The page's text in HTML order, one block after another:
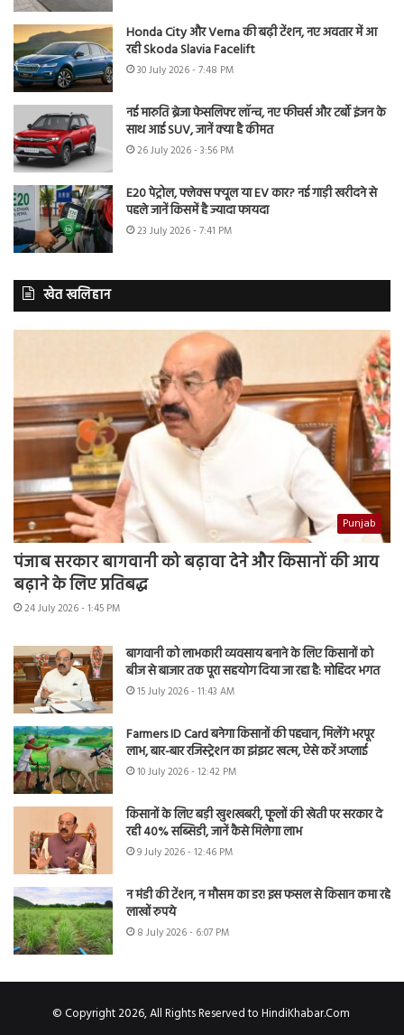
Honda City और Verna की बढ़ी टेंशन, नए अवतार में आ
रही Skoda Slavia Facelift
30 July 2026 - 7:48 PM
नई मारुति ब्रेजा फेसलिफ्ट लॉन्च, नए फीचर्स और टर्बो इंजन के
साथ आई SUV, जानें क्या है कीमत
26 July 2026 - 3:56 PM
E20 पेट्रोल, फ्लेक्स फ्यूल या EV कार? नई गाड़ी खरीदने से
पहले जानें किसमें है ज्यादा फायदा
23 July 2026 - 7:41 PM
खेत खलिहान
Punjab
पंजाब सरकार बागवानी को बढ़ावा देने और किसानों की आय
बढ़ाने के लिए प्रतिबद्ध
24 July 2026 - 1:45 PM
बागवानी को लाभकारी व्यवसाय बनाने के लिए किसानों को
बीज से बाजार तक पूरा सहयोग दिया जा रहा है: मोहिंदर भगत
15 July 2026 - 11:43 AM
Farmers ID Card बनेगा किसानों की पहचान, मिलेंगे भरपूर
लाभ, बार-बार रजिस्ट्रेशन का झंझट खत्म, ऐसे करें अप्लाई
10 July 2026 - 12:42 PM
किसानों के लिए बड़ी खुशखबरी, फूलों की खेती पर सरकार दे
रही 40% सब्सिडी, जानें कैसे मिलेगा लाभ
9 July 2026 - 12:46 PM
न मंडी की टेंशन, न मौसम का डर! इस फसल से किसान कमा रहे
लाखों रुपये
8 July 2026 - 6:07 PM
© Copyright 2026, All Rights Reserved to HindiKhabar.Com